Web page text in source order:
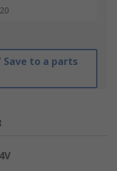
Save to a parts